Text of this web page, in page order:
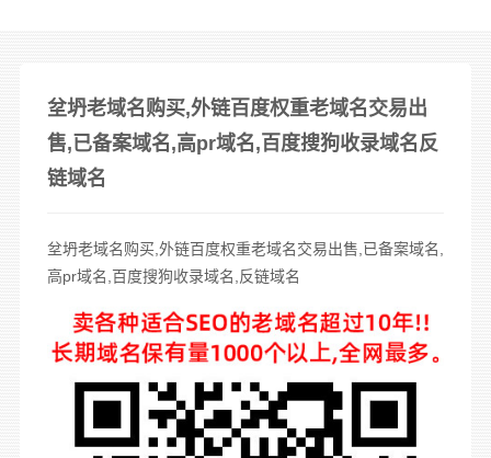
坌坍老域名购买,外链百度权重老域名交易出
售,已备案域名,高pr域名,百度搜狗收录域名反
链域名
坌坍老域名购买 ,外链百度权重老域名交易出售, 已备案域名
高pr域名 ,百度搜狗收录域名 反链域名